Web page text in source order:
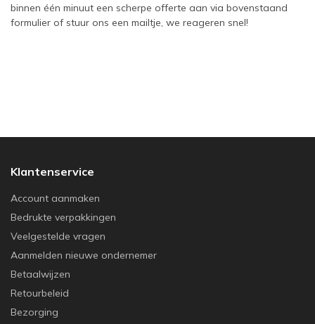
binnen één minuut een scherpe offerte aan via bovenstaand
formulier of stuur ons een mailtje, we reageren snel!
Klantenservice
Account aanmaken
Bedrukte verpakkingen
Veelgestelde vragen
Aanmelden nieuwe ondernemer
Betaalwijzen
Retourbeleid
Bezorging